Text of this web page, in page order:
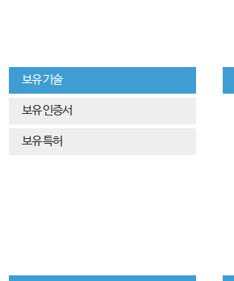
보유 기술
보유 인증서
보유 특허